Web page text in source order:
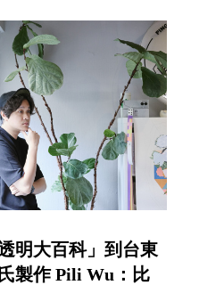
明大百科」到台東
製作 Pili Wu：比